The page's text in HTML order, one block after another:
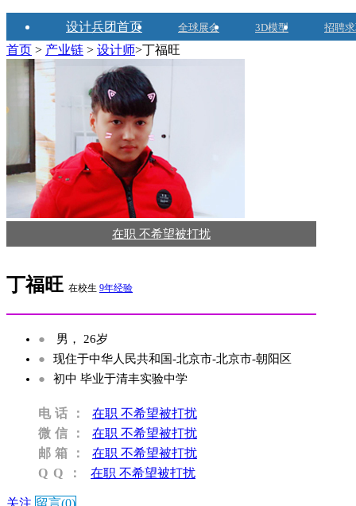
设计兵团首页 全球展会 3D模型 招聘
首页 > 产业链 > 设计师>丁福旺
在职 不希望被打扰
丁福旺 在校生 9年经验
●
男， 26岁
●
现住于中华人民共和国-北京市-北京市-朝阳区
●
初中 毕业于清丰实验中学
电话：
在职 不希望被打扰
微信：
在职 不希望被打扰
邮箱：
在职 不希望被打扰
QQ：
在职 不希望被打扰
关注 留言(0)